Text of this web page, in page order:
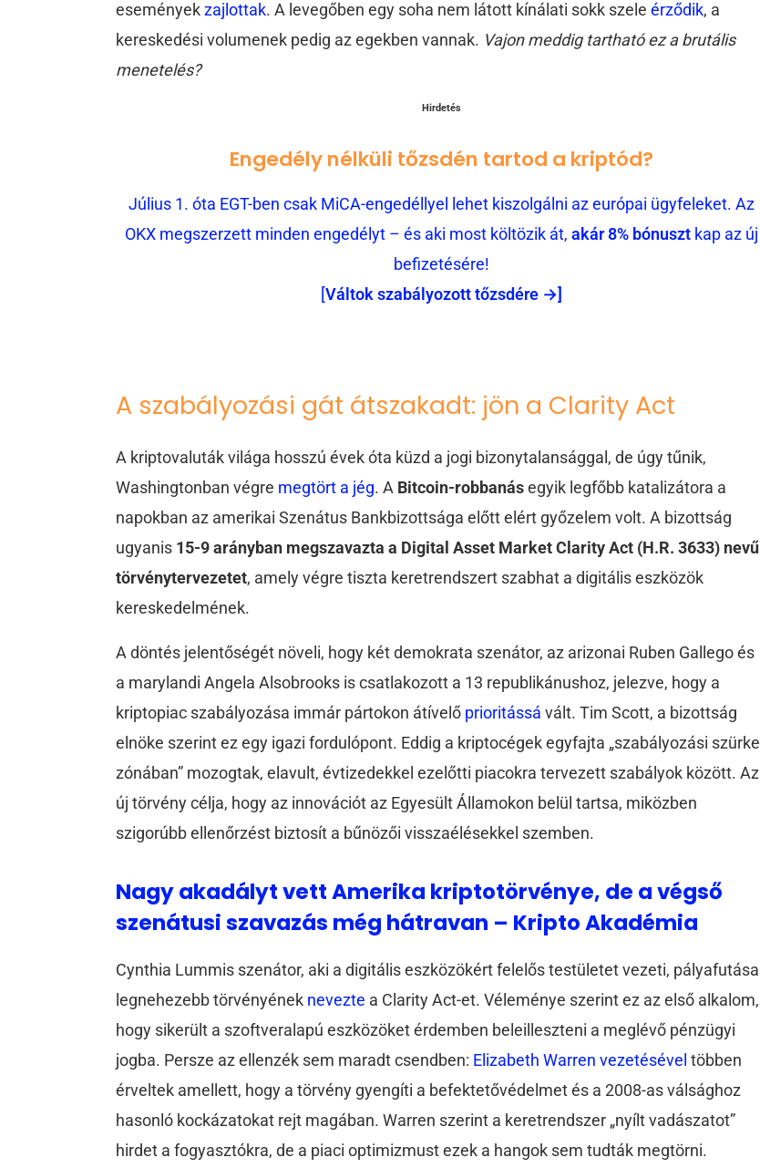
eseményekzajlottak. A levegőben egy soha nem látott kínálati sokk szeleérződik, a
kereskedési volumenek pedig az egekben vannak. Vajon meddig tartható ez a brutális
menetelés?
Hirdetés
Engedély nélküli tőzsdén tartod a kriptód?
Július 1. óta EGT-ben csak MiCA-engedéllyel lehet kiszolgálni az európai ügyfeleket. Az
OKX megszerzett minden engedélyt – és aki most költözik át, akár 8% bónuszt kap az új
befizetésére!
[Váltok szabályozott tőzsdére →]
A szabályozási gát átszakadt: jön a Clarity Act
A kriptovaluták világa hosszú évek óta küzd a jogi bizonytalansággal, de úgy tűnik,
Washingtonban végre megtört a jég. A Bitcoin-robbanásegyik legfőbb katalizátora a
napokban az amerikai Szenátus Bankbizottsága előtt elért győzelem volt. A bizottság
ugyanis 15-9 arányban megszavazta a Digital Asset Market Clarity Act (H.R. 3633) nevű
törvénytervezetet, amely végre tiszta keretrendszert szabhat a digitális eszközök
kereskedelmének.
A döntés jelentőségét növeli, hogy két demokrata szenátor, az arizonai Ruben Gallego és
a marylandi Angela Alsobrooks is csatlakozott a 13 republikánushoz, jelezve, hogy a
kriptopiac szabályozása immár pártokon átívelő prioritássávált. Tim Scott, a bizottság
elnöke szerint ez egy igazi fordulópont. Eddig a kriptocégek egyfajta „szabályozási szürke
zónában” mozogtak, elavult, évtizedekkel ezelőtti piacokra tervezett szabályok között. Az
új törvény célja, hogy az innovációt az Egyesült Államokon belül tartsa, miközben
szigorúbb ellenőrzést biztosít a bűnözői visszaélésekkel szemben.
Nagy akadályt vett Amerika kriptotörvénye, de a végső
szenátusi szavazás még hátravan – Kripto Akadémia
Cynthia Lummis szenátor, aki a digitális eszközökért felelős testületet vezeti, pályafutása
legnehezebb törvényének nevezte a Clarity Act-et. Véleménye szerint ez az első alkalom,
hogy sikerült a szoftveralapú eszközöket érdemben beleilleszteni a meglévő pénzügyi
jogba. Persze az ellenzék sem maradt csendben: Elizabeth Warren vezetéséveltöbben
érveltek amellett, hogy a törvény gyengíti a befektetővédelmet és a 2008-as válsághoz
hasonló kockázatokat rejt magában. Warren szerint a keretrendszer „nyílt vadászatot”
hirdet a fogyasztókra, de a piaci optimizmust ezek a hangok sem tudták megtörni.